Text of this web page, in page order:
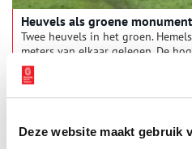
Deze website maakt gebruik
Heuvels als groene
Twee heuvels in het groen.
meters van elkaar gelegen. De
Bos, de kleine heeft zich
te maken met Jac. P. Thijsse. Hoe